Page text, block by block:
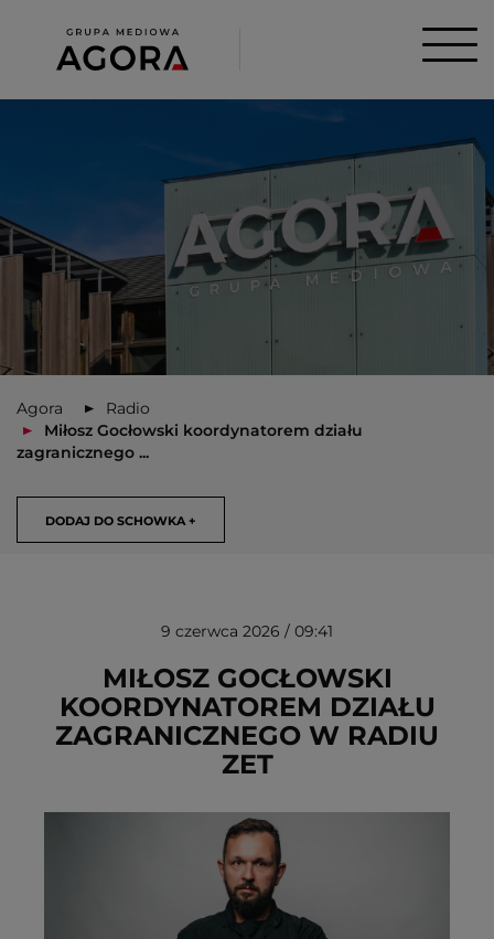
Agora
Radio
Miłosz Gocłowski koordynatorem działu
zagranicznego ...
DODAJ DO SCHOWKA +
USUŃ ZE SCHOWKA
9 czerwca 2026 / 09:41
MIŁOSZ GOCŁOWSKI
KOORDYNATOREM DZIAŁU
ZAGRANICZNEGO W RADIU
ZET